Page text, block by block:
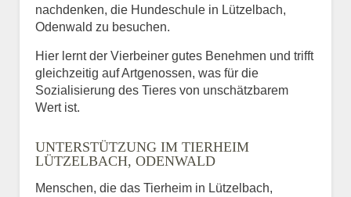
nachdenken, die Hundeschule in Lützelbach,
Odenwald zu besuchen.
Hier lernt der Vierbeiner gutes Benehmen und trifft
gleichzeitig auf Artgenossen, was für die
Sozialisierung des Tieres von unschätzbarem
Wert ist.
UNTERSTÜTZUNG IM TIERHEIM
LÜTZELBACH, ODENWALD
Menschen, die das Tierheim in Lützelbach,